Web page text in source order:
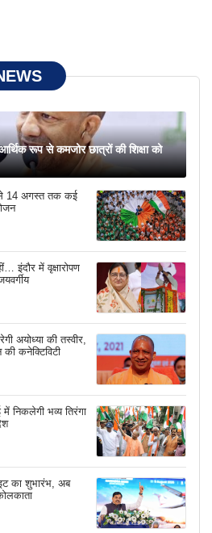
रूप से कमजोर छात्रों की शिक्षा को
से 14 अगस्त तक कई
इंदौर में वृक्षारोपण
अयोध्या की तस्वीर,
कनेक्टिविटी
निकलेगी भव्य तिरंगा
का शुभारंभ, अब